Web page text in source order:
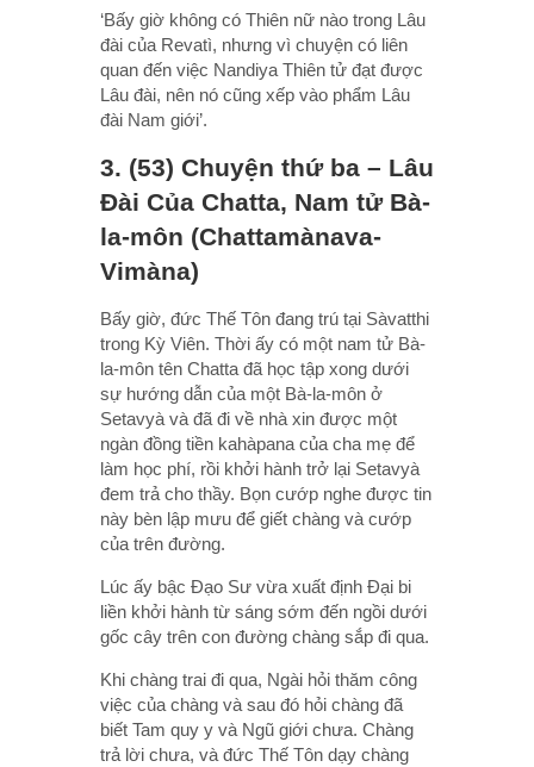
‘Bấy giờ không có Thiên nữ nào trong Lâu
đài của Revatì, nhưng vì chuyện có liên
quan đến việc Nandiya Thiên tử đạt được
Lâu đài, nên nó cũng xếp vào phẩm Lâu
đài Nam giới’.
3. (53) Chuyện thứ ba – Lâu
Ðài Của Chatta, Nam tử Bà-
la-môn (Chattamànava-
Vimàna)
Bấy giờ, đức Thế Tôn đang trú tại Sàvatthi
trong Kỳ Viên. Thời ấy có một nam tử Bà-
la-môn tên Chatta đã học tập xong dưới
sự hướng dẫn của một Bà-la-môn ở
Setavyà và đã đi về nhà xin được một
ngàn đồng tiền kahàpana của cha mẹ để
làm học phí, rồi khởi hành trở lại Setavyà
đem trả cho thầy. Bọn cướp nghe được tin
này bèn lập mưu để giết chàng và cướp
của trên đường.
Lúc ấy bậc Ðạo Sư vừa xuất định Ðại bi
liền khởi hành từ sáng sớm đến ngồi dưới
gốc cây trên con đường chàng sắp đi qua.
Khi chàng trai đi qua, Ngài hỏi thăm công
việc của chàng và sau đó hỏi chàng đã
biết Tam quy y và Ngũ giới chưa. Chàng
trả lời chưa, và đức Thế Tôn dạy chàng